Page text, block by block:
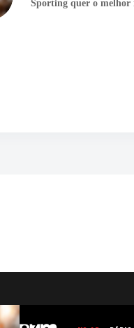
Sporting quer o melhor